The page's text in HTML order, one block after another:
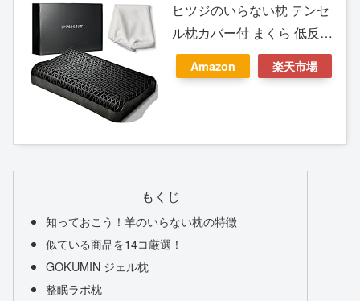
ヒツジのいらない枕 テンセ
ル枕カバー付 まくら 低反発
高反発 丸洗いOK 安眠枕 寝
返り 至極
Amazon 楽天市場
もくじ
知っておこう！羊のいらない枕の特徴
似ている商品を14コ厳選！
GOKUMIN ジェル枕
整眠ラボ枕